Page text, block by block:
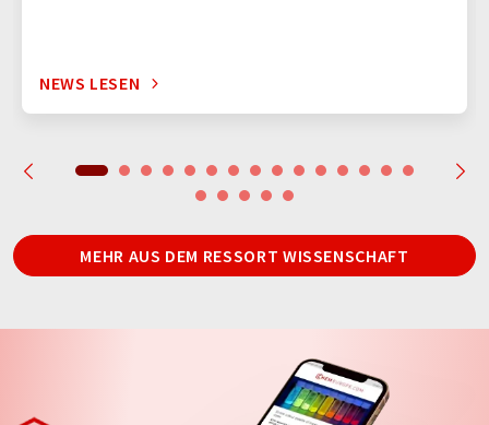
NEWS LESEN
MEHR AUS DEM RESSORT WISSENSCHAFT